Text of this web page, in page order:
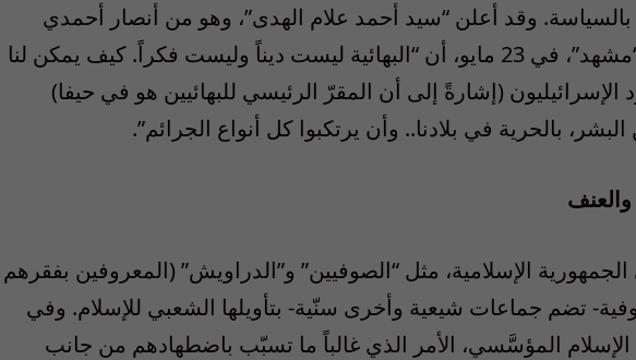
وقد أعلن “سيد أحمد علام الهدى”، وهو من أنصار أحمدي
نجاد، في خطبة الجمعة في “مشهد”، في 23 مايو، أن “البهائية ليست ديناً وليست فكراً. كيف يمكن لنا
الإسرائيليون (إشارةً إلى أن المقرّ الرئيسي للبهائيين هو في حيفا)
بالحرية في بلادنا.. وأن يرتكبوا كل أنواع الجرائم”.
الإسلامية، مثل “الصوفيين” و”الدراويش” (المعروفين بفقرهم
تضم جماعات شيعية وأخرى سنّية- بتأويلها الشعبي للإسلام. وفي
الإسلام المؤسَّسي، الأمر الذي غالباً ما تسبّب باضطهادهم من جانب